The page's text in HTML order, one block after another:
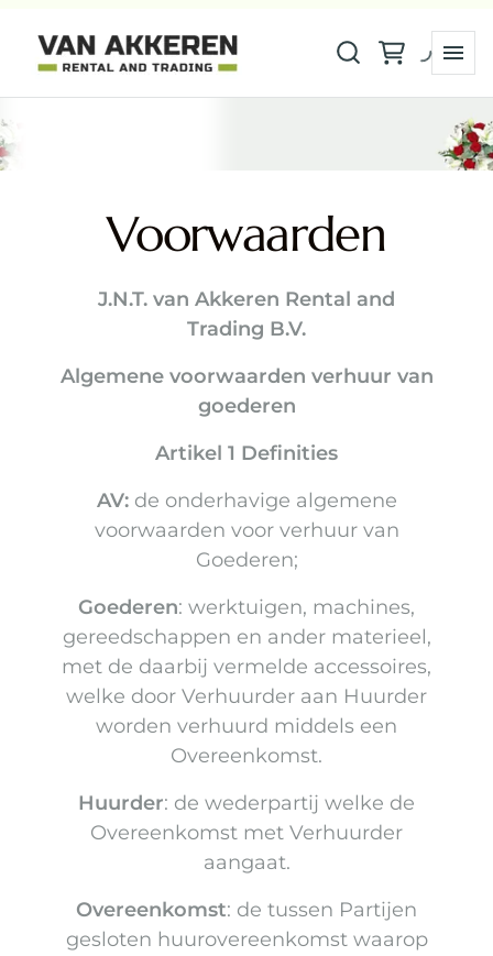
Voorwaarden
J.N.T. van Akkeren Rental and
Trading B.V.
Algemene voorwaarden verhuur van
goederen
Artikel 1 Definities
AV:de onderhavige algemene
voorwaarden voor verhuur van
Goederen;
Goederen: werktuigen, machines,
gereedschappen en ander materieel,
met de daarbij vermelde accessoires,
welke door Verhuurder aan Huurder
worden verhuurd middels een
Overeenkomst.
Huurder: de wederpartij welke de
Overeenkomst met Verhuurder
aangaat.
Overeenkomst: de tussen Partijen
gesloten huurovereenkomst waarop